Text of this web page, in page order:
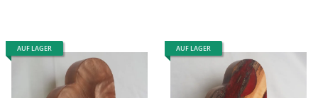
AUF LAGER AUF LAGER